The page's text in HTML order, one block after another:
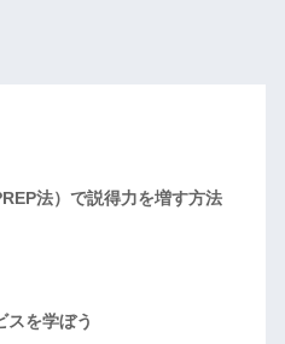
法）で説得力を増す方法
スを学ぼう